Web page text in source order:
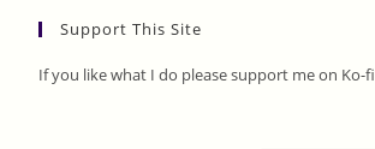
Support This Site
If you like what I do please support me on Ko-fi